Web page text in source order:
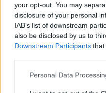
your opt-out. You may
disclosure of your personal
IAB’s list of downstream
also be disclosed by us to
Downstream Participants that
Personal Data
Vide-dressing de
de costumes
Un vide-dressing insolite à
amateurs de costumes